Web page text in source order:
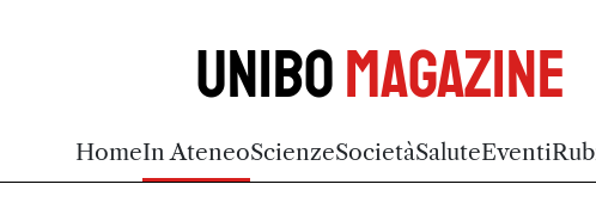
UniboMagazine
HomeIn AteneoScienzeSocietàSaluteEventi